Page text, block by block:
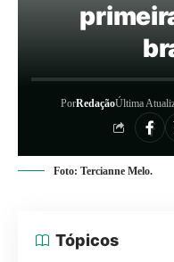
PorRedaçãoÚltima
Foto: Tercianne Melo.
Tópicos